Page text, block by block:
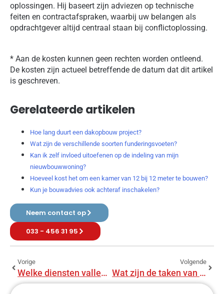
oplossingen. Hij baseert zijn adviezen op technische
feiten en contractafspraken, waarbij uw belangen als
opdrachtgever altijd centraal staan bij conflictoplossing.
* Aan de kosten kunnen geen rechten worden ontleend.
De kosten zijn actueel betreffende de datum dat dit artikel
is geschreven.
Gerelateerde artikelen
Hoe lang duurt een dakopbouw project?
Wat zijn de verschillende soorten funderingsvoeten?
Kan ik zelf invloed uitoefenen op de indeling van mijn
nieuwbouwwoning?
Hoeveel kost het om een kamer van 12 bij 12 meter te bouwen?
Kun je bouwadvies ook achteraf inschakelen?
Neem contact op
033 - 456 31 95
Vorige
Welke diensten vallen onder bouwadvies?
Volgende
Wat zijn de taken van een bouwadviseur?